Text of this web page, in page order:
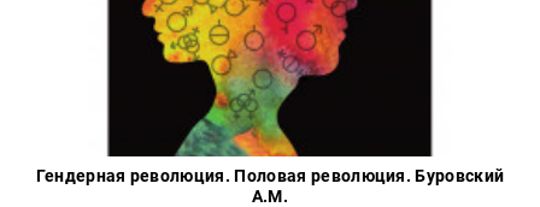
Гендерная революция. Половая революция. Буровский
А.М.